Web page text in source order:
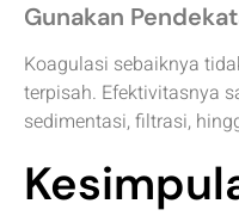
Gunakan
Koagulasi sebaiknya
terpisah. Efektivitasnya
sedimentasi, filtrasi,